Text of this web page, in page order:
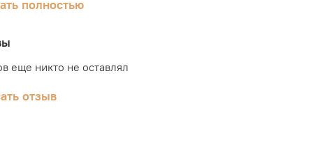
24-10-S1-MD — это электропривод с
воздушными клапанами в системах
изготовлен из оцинкованной стали. Чтобы
электропривод в положение «открыто» или
необходимо подать рабочее напряжение
полностью
еще никто не оставлял
отзыв